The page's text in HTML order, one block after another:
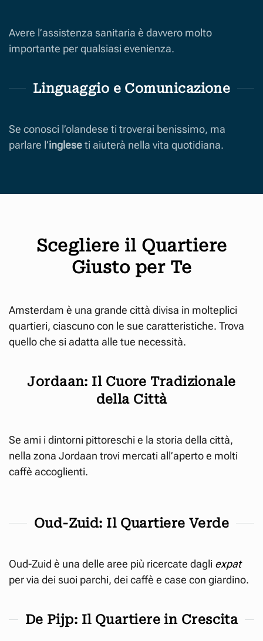
Avere l’assistenza sanitaria è davvero molto
importante per qualsiasi evenienza.
Linguaggio e Comunicazione
Se conosci l’olandese ti troverai benissimo, ma
parlare l’ingleseti aiuterà nella vita quotidiana.
Scegliere il Quartiere
Giusto per Te
Amsterdam è una grande città divisa in molteplici
quartieri, ciascuno con le sue caratteristiche. Trova
quello che si adatta alle tue necessità.
Jordaan: Il Cuore Tradizionale
della Città
Se ami i dintorni pittoreschi e la storia della città,
nella zona Jordaan trovi mercati all’aperto e molti
caffè accoglienti.
Oud-Zuid: Il Quartiere Verde
Oud-Zuid è una delle aree più ricercate dagli expat
per via dei suoi parchi, dei caffè e case con giardino.
De Pijp: Il Quartiere in Crescita